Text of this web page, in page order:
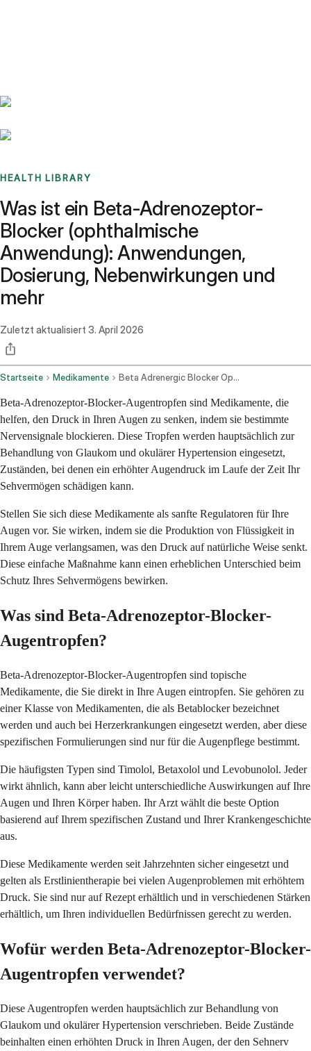
HEALTH LIBRARY
Was ist ein Beta-Adrenozeptor-
Blocker (ophthalmische
Anwendung): Anwendungen,
Dosierung, Nebenwirkungen und
mehr
Zuletzt aktualisiert 3. April 2026
Startseite Medikamente Beta Adrenergic Blocker Ophthalmic Route
Beta-Adrenozeptor-Blocker-Augentropfen sind Medikamente, die
helfen, den Druck in Ihren Augen zu senken, indem sie bestimmte
Nervensignale blockieren. Diese Tropfen werden hauptsächlich zur
Behandlung von Glaukom und okulärer Hypertension eingesetzt,
Zuständen, bei denen ein erhöhter Augendruck im Laufe der Zeit Ihr
Sehvermögen schädigen kann.
Stellen Sie sich diese Medikamente als sanfte Regulatoren für Ihre
Augen vor. Sie wirken, indem sie die Produktion von Flüssigkeit in
Ihrem Auge verlangsamen, was den Druck auf natürliche Weise senkt.
Diese einfache Maßnahme kann einen erheblichen Unterschied beim
Schutz Ihres Sehvermögens bewirken.
Was sind Beta-Adrenozeptor-Blocker-
Augentropfen?
Beta-Adrenozeptor-Blocker-Augentropfen sind topische
Medikamente, die Sie direkt in Ihre Augen eintropfen. Sie gehören zu
einer Klasse von Medikamenten, die als Betablocker bezeichnet
werden und auch bei Herzerkrankungen eingesetzt werden, aber diese
spezifischen Formulierungen sind nur für die Augenpflege bestimmt.
Die häufigsten Typen sind Timolol, Betaxolol und Levobunolol. Jeder
wirkt ähnlich, kann aber leicht unterschiedliche Auswirkungen auf Ihre
Augen und Ihren Körper haben. Ihr Arzt wählt die beste Option
basierend auf Ihrem spezifischen Zustand und Ihrer Krankengeschichte
aus.
Diese Medikamente werden seit Jahrzehnten sicher eingesetzt und
gelten als Erstlinientherapie bei vielen Augenproblemen mit erhöhtem
Druck. Sie sind nur auf Rezept erhältlich und in verschiedenen Stärken
erhältlich, um Ihren individuellen Bedürfnissen gerecht zu werden.
Wofür werden Beta-Adrenozeptor-Blocker-
Augentropfen verwendet?
Diese Augentropfen werden hauptsächlich zur Behandlung von
Glaukom und okulärer Hypertension verschrieben. Beide Zustände
beinhalten einen erhöhten Druck in Ihren Augen, der den Sehnerv